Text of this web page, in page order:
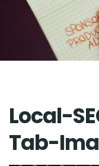
Local-
Tab-